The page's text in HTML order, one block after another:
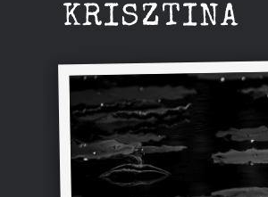
Csatlakozz!
Történetünk
Kapcsolat
KRISZTINA